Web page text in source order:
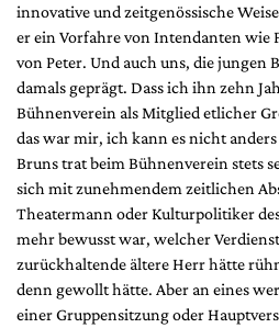
innovative und zeitgenössische
er ein Vorfahre von Intendanten wie
von Peter. Und auch uns, die jungen
damals geprägt. Dass ich ihn zehn
Bühnenverein als Mitglied etlicher
das war mir, ich kann es nicht
Bruns trat beim Bühnenverein stets
sich mit zunehmendem zeitlichen
Theatermann oder Kulturpolitiker
mehr bewusst war, welcher
zurückhaltende ältere Herr hätte
denn gewollt hätte. Aber an eines
einer Gruppensitzung oder